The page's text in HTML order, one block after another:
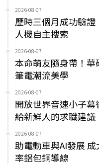
2026-08-07
歷時三個月成功驗
人機自主搜索
2026-08-07
本命萌友隨身帶！華
筆電潮流美學
2026-08-07
開放世界音速小子幕
給新鮮人的求職建議
2026-08-07
助電動車與AI發展
率鋁包銅導線